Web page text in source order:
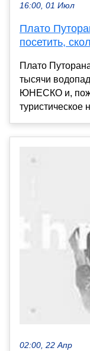
16:00, 01 Июл
Плато
посетить,
Плато
тысячи
ЮНЕСКО и,
туристическое
02:00, 22 Апр